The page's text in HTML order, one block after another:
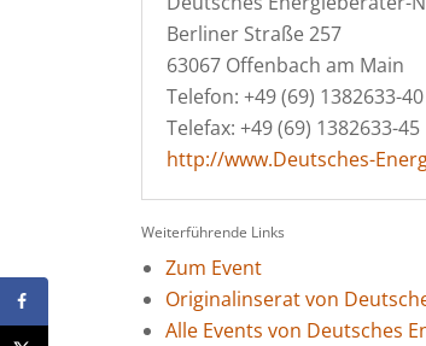
Berliner Straße 257
63067 Offenbach am Main
Telefon: +49 (69) 1382633-40
Telefax: +49 (69) 1382633-45
http://www.Deutsches-
Weiterführende Links
Zum Event
Originalinserat von
Alle Events von Deutsches